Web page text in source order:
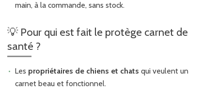
main, à la commande, sans stock.
💡 Pour qui est fait le protège carnet de
santé ?
Les propriétaires de chiens et chats qui veulent un
carnet beau et fonctionnel.